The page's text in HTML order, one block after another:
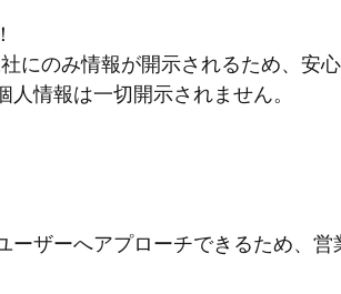
にのみ情報が開示されるため、安心
情報は一切開示されません。
ーザーへアプローチできるため、